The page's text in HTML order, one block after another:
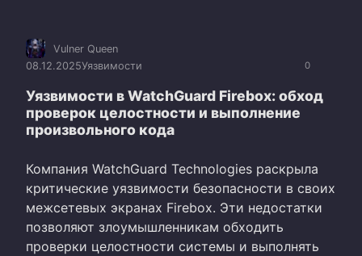
0
Vulner Queen
08.12.2025Уязвимости
Уязвимости в WatchGuard Firebox: обход
проверок целостности и выполнение
произвольного кода
Компания WatchGuard Technologies раскрыла
критические уязвимости безопасности в своих
межсетевых экранах Firebox. Эти недостатки
позволяют злоумышленникам обходить
проверки целостности системы и выполнять